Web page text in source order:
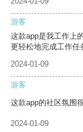
游客
这款app是我工作上
更轻松地完成工作任
2024-01-09
游客
这款app的社区氛围
2024-01-09